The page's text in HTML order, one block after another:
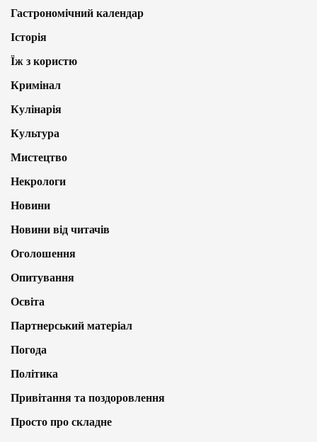
Гастрономічний календар
Історія
Їж з користю
Кримінал
Кулінарія
Культура
Мистецтво
Некрологи
Новини
Новини від читачів
Оголошення
Опитування
Освіта
Партнерський матеріал
Погода
Політика
Привітання та поздоровлення
Просто про складне